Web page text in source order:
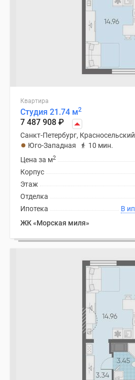
Квартира
Студия 21.74 м2
7 487 908 ₽
Санкт-Петербург, Красносельский
Юго-Западная
10 мин.
Цена за м2
Корпус
Этаж
Отделка
Ипотека
ЖК «Морская миля»